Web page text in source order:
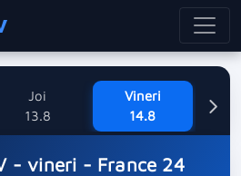
Joi
13.8
Vineri
14.8
- vineri - France 24